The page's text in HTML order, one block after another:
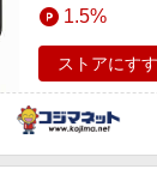
1.5%
ストアにす